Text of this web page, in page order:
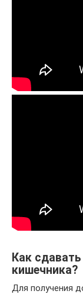
Как
кишечника?
Для получения